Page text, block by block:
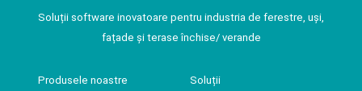
Soluții software inovatoare pentru industria de ferestre, uși,
fațade și terase închise/ verande
Produsele noastre Soluții